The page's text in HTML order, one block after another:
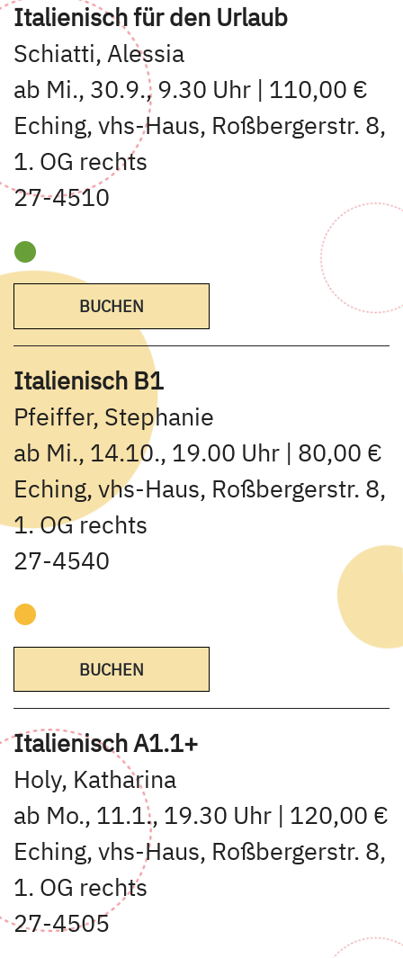
Italienisch für den Urlaub
Schiatti, Alessia
ab Mi., 30.9., 9.30 Uhr | 110,00 €
Eching, vhs-Haus, Roßbergerstr. 8,
1. OG rechts
27-4510
BUCHEN
Italienisch B1
Pfeiffer, Stephanie
ab Mi., 14.10., 19.00 Uhr | 80,00 €
Eching, vhs-Haus, Roßbergerstr. 8,
1. OG rechts
27-4540
BUCHEN
Italienisch A1.1+
Holy, Katharina
ab Mo., 11.1., 19.30 Uhr | 120,00 €
Eching, vhs-Haus, Roßbergerstr. 8,
1. OG rechts
27-4505